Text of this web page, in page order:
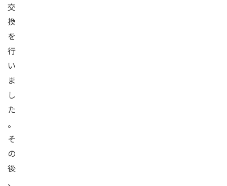
交
換
を
行
い
ま
し
た
。
そ
の
後
、